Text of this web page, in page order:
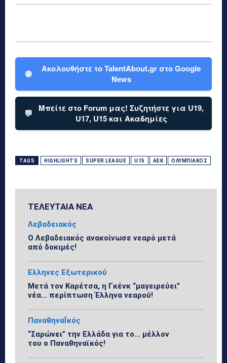
🌐
Ακολουθήστε το TalentAbout.gr στο Google
News
💬
Μπείτε στο Forum μας! Συζητήστε για U19,
U17, U15 και Ακαδημίες
TAGS HIGHLIGHTS SUPER LEAGUE U15 ΑΕΚ ΟΛΥΜΠΙΑΚΌΣ
ΤΕΛΕΥΤΑΙΑ ΝΕΑ
Λεβαδειακός
Ο Λεβαδειακός ανακοίνωσε νεαρό μετά
από δοκιμές!
Ελληνες Εξωτερικού
Μετά τον Καρέτσα, η Γκένκ “μαγειρεύει”
νέα… περίπτωση Έλληνα νεαρού!
ΠαναθηναΪκός
“Σαρώνει” την Ελλάδα για το… μέλλον
του ο Παναθηναϊκός!